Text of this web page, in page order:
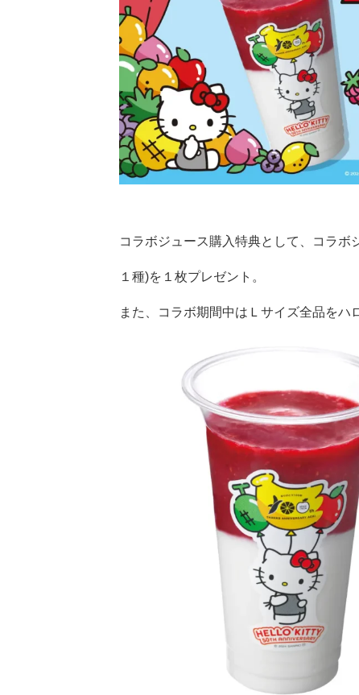
コラボジュース購入特典として、コラ
１種)を１枚プレゼント。
また、コラボ期間中はＬサイズ全品を